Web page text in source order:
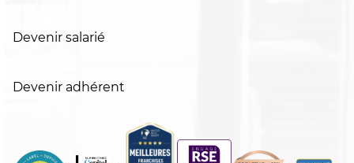
Devenir salarié
Devenir adhérent